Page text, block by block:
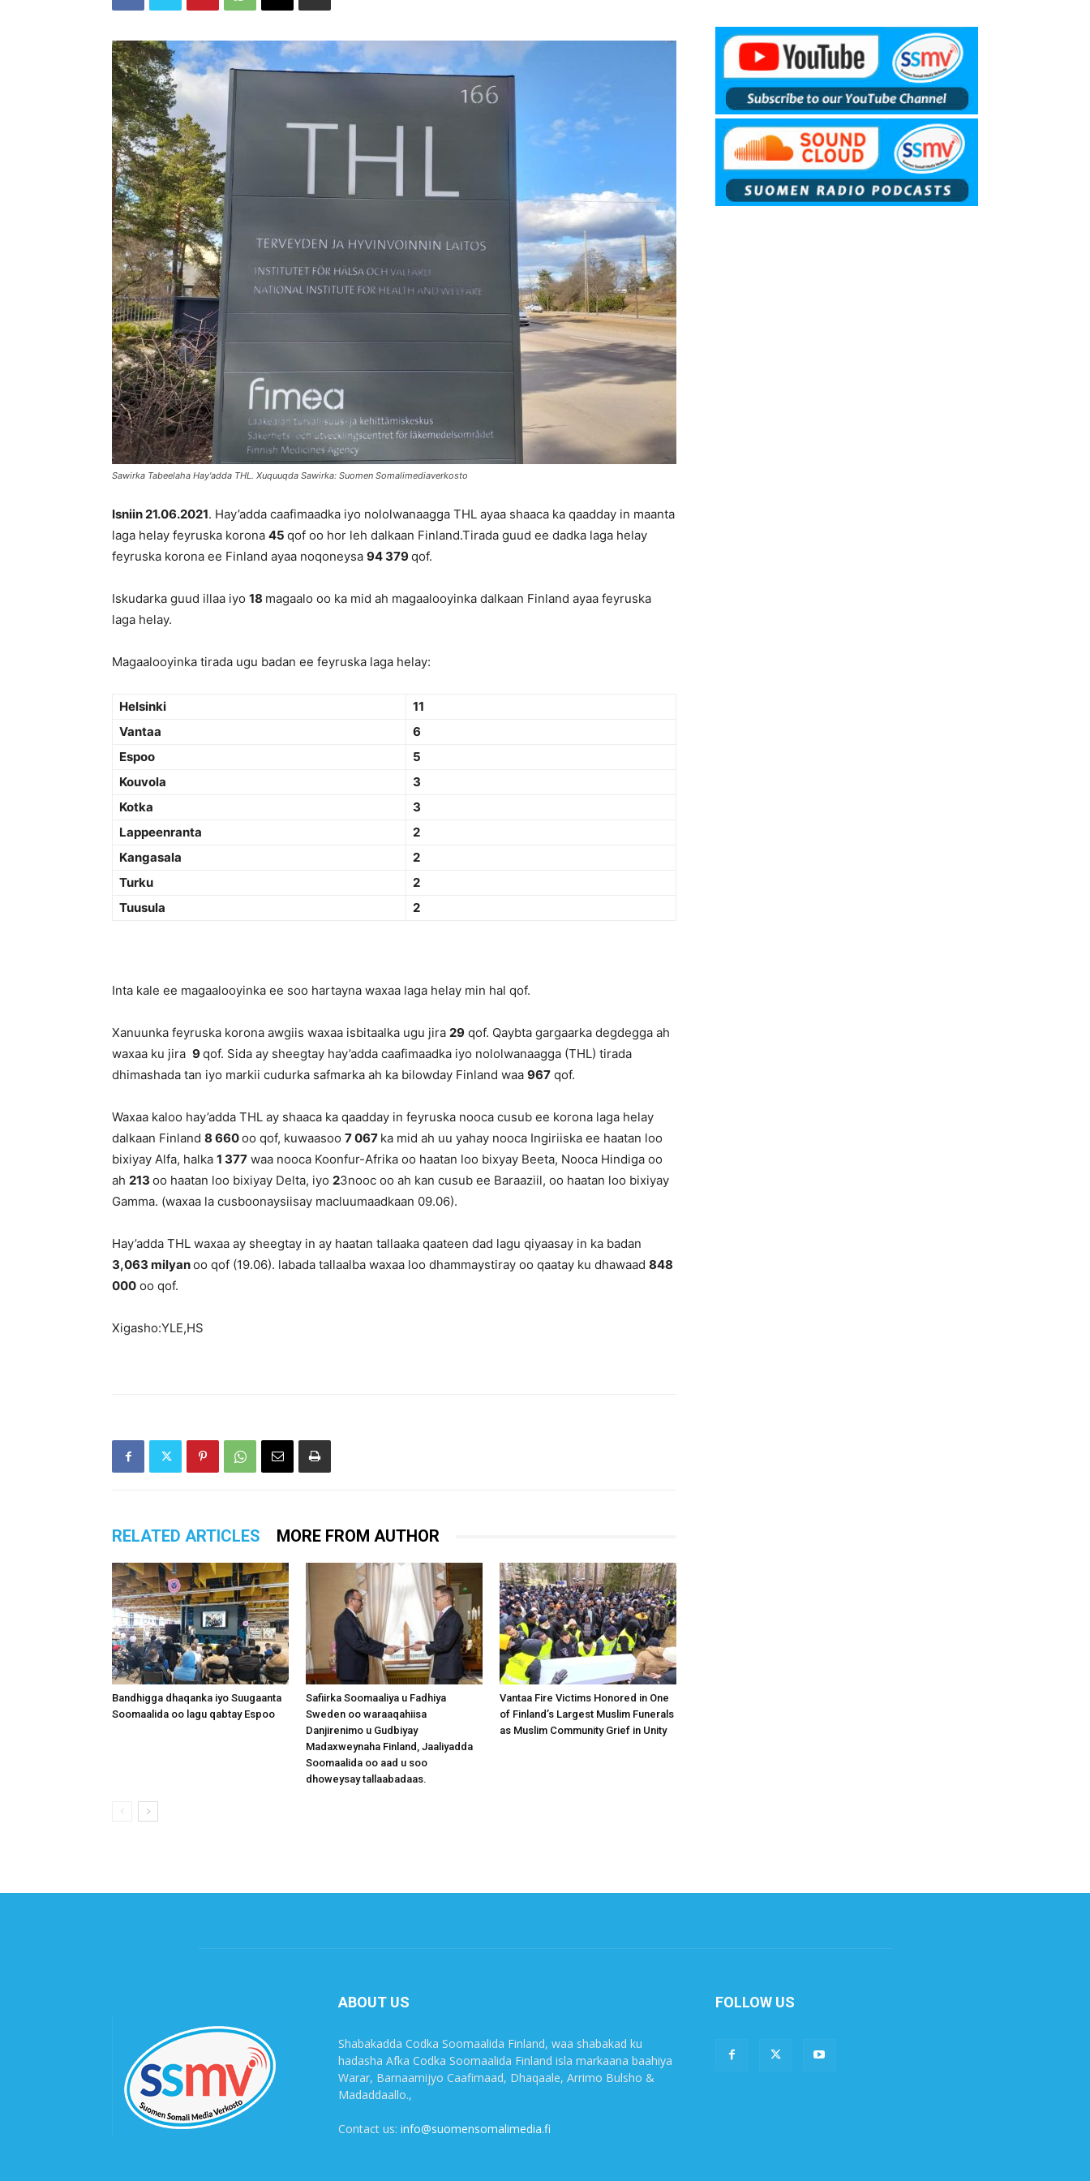
Verkosto
Sawirka Tabeelaha Hay'adda THL. Xuquuqda Sawirka: Suomen Somalimediaverkosto
Isniin 21.06.2021. Hay’adda caafimaadka iyo nololwanaagga THL ayaa shaaca ka qaadday in maanta
laga helay feyruska korona 45 qof oo hor leh dalkaan Finland.Tirada guud ee dadka laga helay
feyruska korona ee Finland ayaa noqoneysa 94 379qof.
Iskudarka guud illaa iyo 18 magaalo oo ka mid ah magaalooyinka dalkaan Finland ayaa feyruska
laga helay.
Magaalooyinka tirada ugu badan ee feyruska laga helay:
Helsinki
11
Vantaa
6
Espoo
5
Kouvola
3
Kotka
3
Lappeenranta
2
Kangasala
2
Turku
2
Tuusula
2
Inta kale ee magaalooyinka ee soo hartayna waxaa laga helay min hal qof.
Xanuunka feyruska korona awgiis waxaa isbitaalka ugu jira 29 qof. Qaybta gargaarka degdegga ah
waxaa ku jira 9qof. Sida ay sheegtay hay’adda caafimaadka iyo nololwanaagga (THL) tirada
dhimashada tan iyo markii cudurka safmarka ah ka bilowday Finland waa 967 qof.
Waxaa kaloo hay’adda THL ay shaaca ka qaadday in feyruska nooca cusub ee korona laga helay
dalkaan Finland 8 660oo qof, kuwaasoo 7 067 ka mid ah uu yahay nooca Ingiriiska ee haatan loo
bixiyay Alfa, halka 1 377 waa nooca Koonfur-Afrika oo haatan loo bixyay Beeta, Nooca Hindiga oo
ah 213 oo haatan loo bixiyay Delta, iyo 23nooc oo ah kan cusub ee Baraaziil, oo haatan loo bixiyay
Gamma. (waxaa la cusboonaysiisay macluumaadkaan 09.06).
Hay’adda THL waxaa ay sheegtay in ay haatan tallaaka qaateen dad lagu qiyaasay in ka badan
3,063 milyanoo qof (19.06). labada tallaalba waxaa loo dhammaystiray oo qaatay ku dhawaad 848
000 oo qof.
Xigasho:YLE,HS
RELATED ARTICLES MORE FROM AUTHOR
Bandhigga dhaqanka iyo Suugaanta
Soomaalida oo lagu qabtay Espoo
Safiirka Soomaaliya u Fadhiya
Sweden oo waraaqahiisa
Danjirenimo u Gudbiyay
Madaxweynaha Finland, Jaaliyadda
Soomaalida oo aad u soo
dhoweysay tallaabadaas.
Vantaa Fire Victims Honored in One
of Finland’s Largest Muslim Funerals
as Muslim Community Grief in Unity
ABOUT US
Shabakadda Codka Soomaalida Finland, waa shabakad ku
hadasha Afka Codka Soomaalida Finland isla markaana baahiya
Warar, Barnaamijyo Caafimaad, Dhaqaale, Arrimo Bulsho &
Madaddaallo.,
Contact us: info@suomensomalimedia.fi
FOLLOW US